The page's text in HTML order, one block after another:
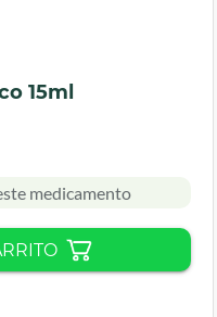
15ml
medicamento